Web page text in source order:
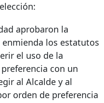
aprobaron la
enmienda los estatutos
el uso de la
con un
al Alcalde y al
orden de preferencia